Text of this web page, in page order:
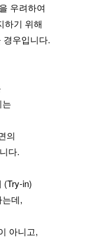
우려하여
하기 위해
경우입니다.
의
다.
(Try-in)
데,
아니고,